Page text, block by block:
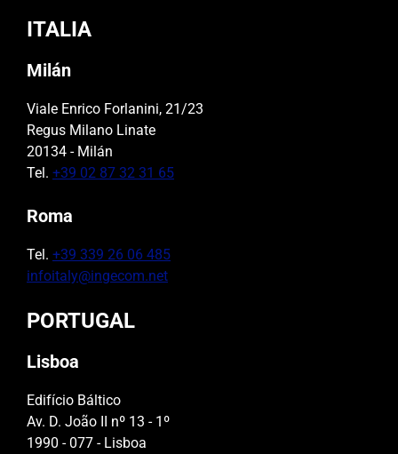
ITALIA
Milán
Viale Enrico Forlanini, 21/23
Regus Milano Linate
20134 - Milán
Tel. +39 02 87 32 31 65
Roma
Tel. +39 339 26 06 485
infoitaly@ingecom.net
PORTUGAL
Lisboa
Edifício Báltico
Av. D. João II nº 13 - 1º
1990 - 077 - Lisboa